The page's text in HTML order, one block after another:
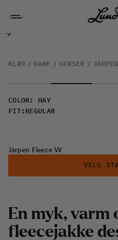
Järpen Fleece W
KLÆR DAME GENSER
COLOR :
HAY
FIT: REGULAR
Järpen Fleece W
VELG
En myk, varm
fleecejakke de